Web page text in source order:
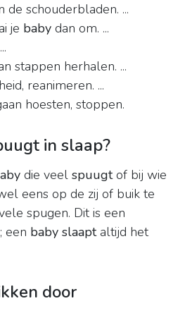
de schouderbladen. ...
je baby dan om. ...
stappen herhalen. ...
reanimeren. ...
hoesten, stoppen.
in slaap?
die veel spuugtof bij wie
eens op de zij of buik te
spugen. Dit is een
een baby slaaptaltijd het
door